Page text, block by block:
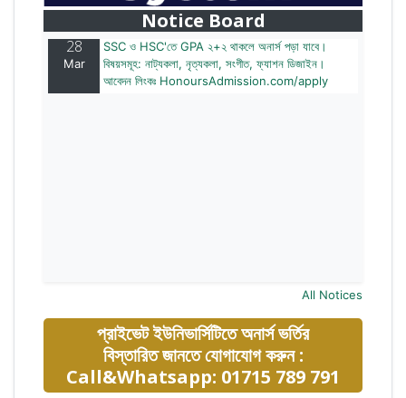
Notice Board
আবেদন লিংকঃ HonoursAdmission.com/apply
28
Mar
SSC ও HSC'তে GPA ২+২ থাকলে অনার্স পড়া যাবে।
বিষয়সমূহ: নাট্যকলা, নৃত্যকলা, সংগীত, ফ্যাশন ডিজাইন।
আবেদন লিংকঃ HonoursAdmission.com/apply
All Notices
প্রাইভেট ইউনিভার্সিটিতে অনার্স ভর্তির
বিস্তারিত জানতে যোগাযোগ করুন :
Call&Whatsapp: 01715 789 791